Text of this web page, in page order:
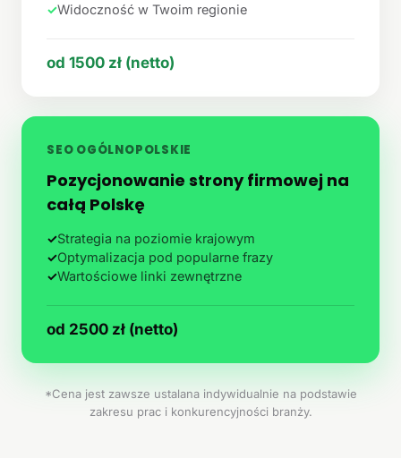
✓Widoczność w Twoim regionie
od 1500 zł (netto)
SEO OGÓLNOPOLSKIE
Pozycjonowanie strony firmowej na
całą Polskę
✓Strategia na poziomie krajowym
✓Optymalizacja pod popularne frazy
✓Wartościowe linki zewnętrzne
od 2500 zł (netto)
*Cena jest zawsze ustalana indywidualnie na podstawie
zakresu prac i konkurencyjności branży.